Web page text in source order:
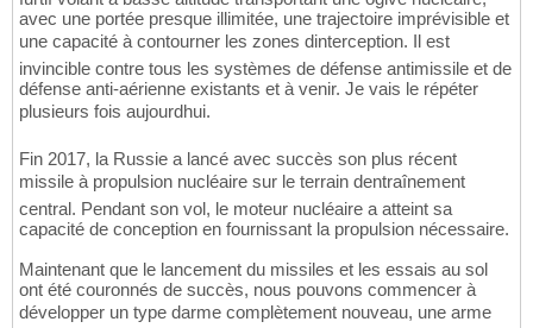
avec une portée presque illimitée, une trajectoire imprévisible et
une capacité à contourner les zones dinterception. Il est
invincible contre tous les systèmes de défense antimissile et de
défense anti-aérienne existants et à venir. Je vais le répéter
plusieurs fois aujourdhui.
Fin 2017, la Russie a lancé avec succès son plus récent
missile à propulsion nucléaire sur le terrain dentraînement
central. Pendant son vol, le moteur nucléaire a atteint sa
capacité de conception en fournissant la propulsion nécessaire.
Maintenant que le lancement du missiles et les essais au sol
ont été couronnés de succès, nous pouvons commencer à
développer un type darme complètement nouveau, une arme